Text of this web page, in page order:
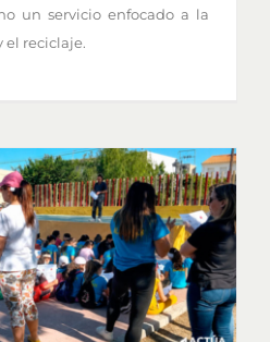
un servicio enfocado a la
el reciclaje.